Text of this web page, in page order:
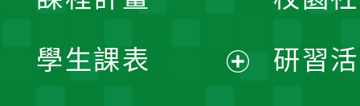
學生課表
研習